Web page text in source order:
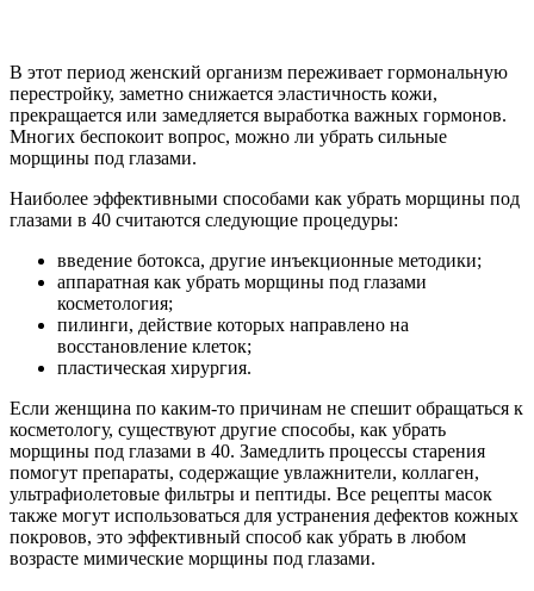
В этот период женский организм переживает гормональную
перестройку, заметно снижается эластичность кожи,
прекращается или замедляется выработка важных гормонов.
Многих беспокоит вопрос, можно ли убрать сильные
морщины под глазами.
Наиболее эффективными способами как убрать морщины под
глазами в 40 считаются следующие процедуры:
введение ботокса, другие инъекционные методики;
аппаратная как убрать морщины под глазами
косметология;
пилинги, действие которых направлено на
восстановление клеток;
пластическая хирургия.
Если женщина по каким-то причинам не спешит обращаться к
косметологу, существуют другие способы, как убрать
морщины под глазами в 40. Замедлить процессы старения
помогут препараты, содержащие увлажнители, коллаген,
ультрафиолетовые фильтры и пептиды. Все рецепты масок
также могут использоваться для устранения дефектов кожных
покровов, это эффективный способ как убрать в любом
возрасте мимические морщины под глазами.